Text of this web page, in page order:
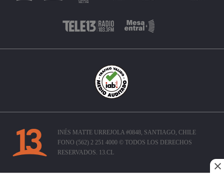
INÉS MATTE URREJOLA #0848, SANTIAGO, CHILE
FONO (562) 2 251 4000 © TODOS LOS DERECHOS
RESERVADOS. 13.CL